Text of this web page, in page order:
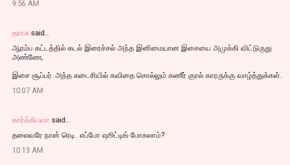
9:56 AM
தராசு said…
ஆரம்ப கட்டத்தில் கடல் இரைச்சல் அந்த இனிமையான இசையை அமுக்கி விட்டுருது
அண்ணே,
இசை சூப்பர். அந்த கடைசியில் கவிதை சொல்லும் கணீர் குரல் காரருக்கு வாழ்த்துக்கள்.
10:07 AM
கார்க்கிபவா said…
தலைவரே நான் ரெடி.. எப்போ ஷூட்டிங் போகலாம்?
10:13 AM